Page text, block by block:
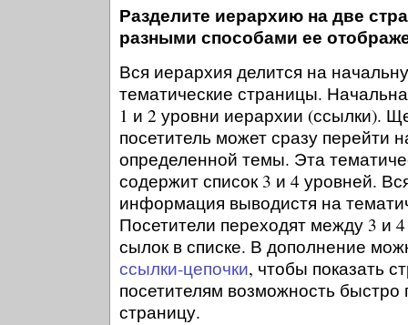
Разделите иерархию на две
разными способами ее
Вся иерархия делится на
тематические страницы.
1 и 2 уровни иерархии (ссылки).
посетитель может сразу перейти
определенной темы. Эта
содержит список 3 и 4 уровней.
информация выводистя на
Посетители переходят между 3 и
сылок в списке. В дополнение
ссылки-цепочки, чтобы показать
посетителям возможность
страницу.